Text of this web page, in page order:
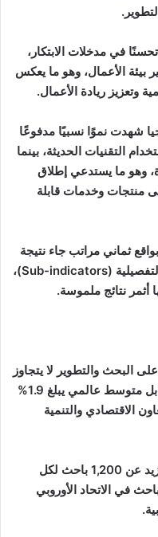
وأضاف أن الأردن شهد في عام 2025 تحسنًا في مدخلات الابتكار،
بيئة الأعمال، وهو ما يعكس
وتعزيز ريادة الأعمال.
شهدت نموًا نسبيًا مدفوعًا
التقنيات الحديثة، بينما
وهو ما يستدعي إطلاق
منتجات وخدمات قابلة
ثماني مراتب جاء نتيجة
التحسن في بعض المؤشرات الفرعية التفصيلية (Sub-indicators)،
أثمر نتائج ملموسة.
البحث والتطوير لا يتجاوز
0.6% من الناتج المحلي الإجمالي، مقابل متوسط عالمي يبلغ 1.9%
التعاون الاقتصادي والتنمية
كما أكد أن عدد الباحثين في الأردن لا يزيد عن 1,200 باحث لكل
نسمة، مقارنةً بأكثر من 4,000 باحث في الاتحاد الأوروبي